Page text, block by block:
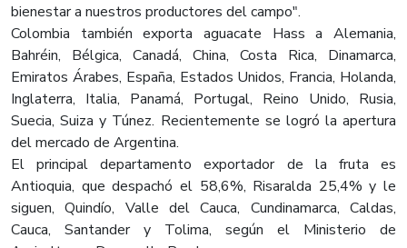
bienestar a nuestros productores del campo".
Colombia también exporta aguacate Hass a Alemania,
Bahréin, Bélgica, Canadá, China, Costa Rica, Dinamarca,
Emiratos Árabes, España, Estados Unidos, Francia, Holanda,
Inglaterra, Italia, Panamá, Portugal, Reino Unido, Rusia,
Suecia, Suiza y Túnez. Recientemente se logró la apertura
del mercado de Argentina.
El principal departamento exportador de la fruta es
Antioquia, que despachó el 58,6%, Risaralda 25,4% y le
siguen, Quindío, Valle del Cauca, Cundinamarca, Caldas,
Cauca, Santander y Tolima, según el Ministerio de